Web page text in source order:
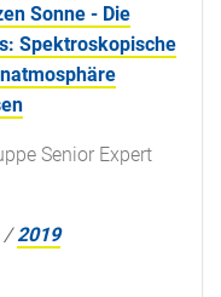
Sonne - Die
Spektroskopische
Senior Expert
/2019